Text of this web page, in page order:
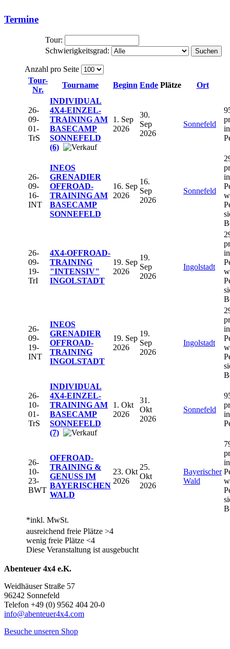
Termine
Tour:
Schwierigkeitsgrad:
Suchen
Anzahl pro Seite
Tour-
Nr.
Tourname Beginn Ende Plätze Ort
26-
09-
01-
TrS
INDIVIDUAL
4X4-EINZEL-
TRAINING AM
BASECAMP
SONNEFELD
(6)
1. Sep
2026
30.
Sep
2026
Sonnefeld
26-
09-
16-
INT
INEOS
GRENADIER
OFFROAD-
TRAINING AM
BASECAMP
SONNEFELD
16. Sep
2026
16.
Sep
2026
Sonnefeld
26-
09-
19-
TrI
4X4-OFFROAD-
TRAINING
"INTENSIV"
INGOLSTADT
19. Sep
2026
19.
Sep
2026
Ingolstadt
26-
09-
19-
INT
INEOS
GRENADIER
OFFROAD-
TRAINING
INGOLSTADT
19. Sep
2026
19.
Sep
2026
Ingolstadt
26-
10-
01-
TrS
INDIVIDUAL
4X4-EINZEL-
TRAINING AM
BASECAMP
SONNEFELD
(7)
1. Okt
2026
31.
Okt
2026
Sonnefeld
26-
10-
23-
BWT
OFFROAD-
TRAINING &
GENUSS IM
BAYERISCHEN
WALD
23. Okt
2026
25.
Okt
2026
Bayerischer
Wald
*inkl. MwSt.
ausreichend freie Plätze >4
wenig freie Plätze <4
Diese Veranstaltung ist ausgebucht
Abenteuer 4x4 e.K.
Weidhäuser Straße 57
96242 Sonnefeld
Telefon +49 (0) 9562 404 20-0
info@abenteuer4x4.com
Besuche unseren Shop